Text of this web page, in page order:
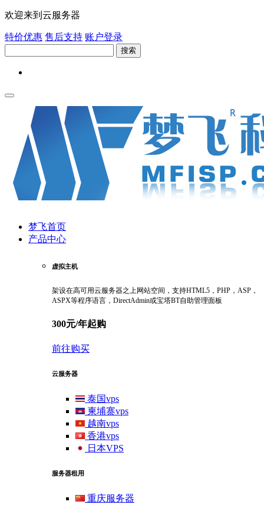
欢迎来到云服务器
特价优惠 售后支持 账户登录
搜索
梦飞首页
产品中心
虚拟主机
架设在高可用云服务器之上网站空间，支持HTML5，PHP，ASP，
ASPX等程序语言，DirectAdmin或宝塔BT自助管理面板
300元/年起购
前往购买
云服务器
泰国vps
柬埔寨vps
越南vps
香港vps
日本VPS
服务器租用
重庆服务器